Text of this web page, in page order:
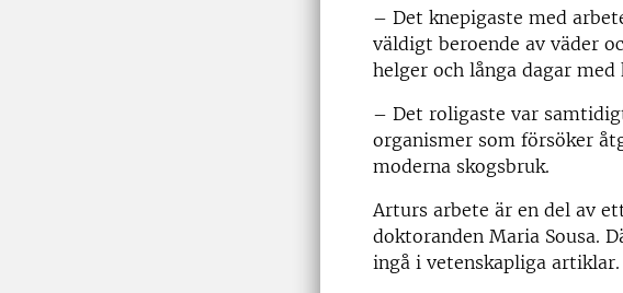
– Det knepigaste med
väldigt beroende av väder
helger och långa dagar med
– Det roligaste var
organismer som försöker
moderna skogsbruk.
Arturs arbete är en del av
doktoranden Maria Sousa.
ingå i vetenskapliga artiklar.